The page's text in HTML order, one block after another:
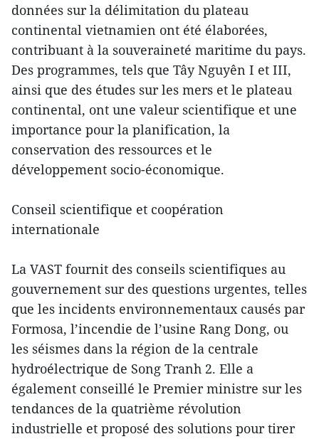
données sur la délimitation du plateau
continental vietnamien ont été élaborées,
contribuant à la souveraineté maritime du pays.
Des programmes, tels que Tây Nguyên I et III,
ainsi que des études sur les mers et le plateau
continental, ont une valeur scientifique et une
importance pour la planification, la
conservation des ressources et le
développement socio-économique.
Conseil scientifique et coopération
internationale
La VAST fournit des conseils scientifiques au
gouvernement sur des questions urgentes, telles
que les incidents environnementaux causés par
Formosa, l’incendie de l’usine Rang Dong, ou
les séismes dans la région de la centrale
hydroélectrique de Song Tranh 2. Elle a
également conseillé le Premier ministre sur les
tendances de la quatrième révolution
industrielle et proposé des solutions pour tirer